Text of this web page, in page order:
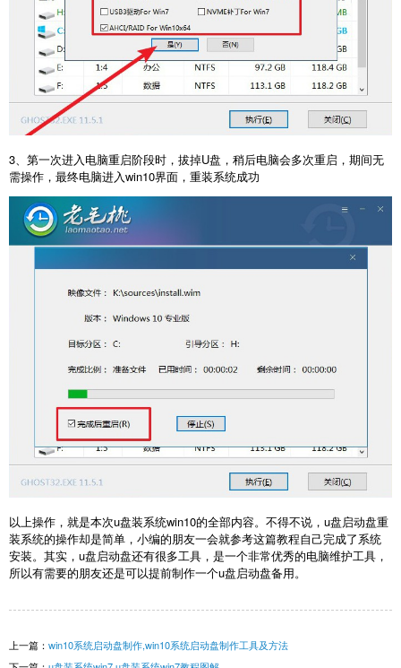
3、第一次进入电脑重启阶段时，拔掉U盘，稍后电脑会多次重启，期间无
需操作，最终电脑进入win10界面，重装系统成功
以上操作，就是本次u盘装系统win10的全部内容。不得不说，u盘启动盘重
装系统的操作却是简单，小编的朋友一会就参考这篇教程自己完成了系统
安装。其实，u盘启动盘还有很多工具，是一个非常优秀的电脑维护工具，
所以有需要的朋友还是可以提前制作一个u盘启动盘备用。
上一篇： win10系统启动盘制作,win10系统启动盘制作工具及方法